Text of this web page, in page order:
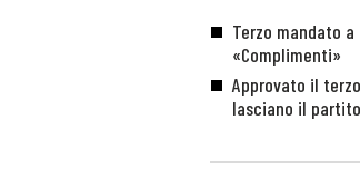
Terzo mandato
«Complimenti»
Approvato il
lasciano il partito